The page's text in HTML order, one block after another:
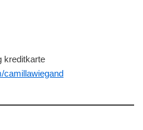
kreditkarte
camillawiegand